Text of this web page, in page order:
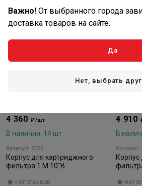
4 360 ₽/шт
В наличии: 14 шт
Артикул: 9055
Корпус для картриджного
фильтра 1 М 10"В
нет отзывов
4 910
В
Артикул:
Корпус
нет
Важно! От выбранного города
доставка товаров на сайте.
Да
Нет, выбрать